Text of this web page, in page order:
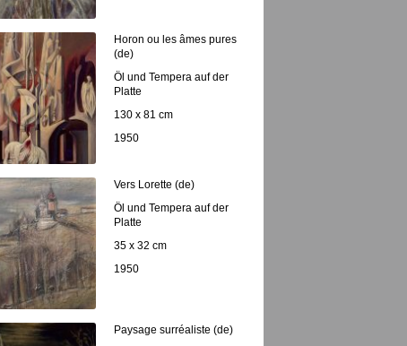
Horon ou les âmes pures
(de)
Öl und Tempera auf der
Platte
130 x 81 cm
1950
Vers Lorette (de)
Öl und Tempera auf der
Platte
35 x 32 cm
1950
Paysage surréaliste (de)